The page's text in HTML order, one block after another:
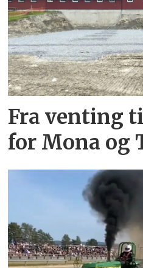
Fra venting
for Mona og